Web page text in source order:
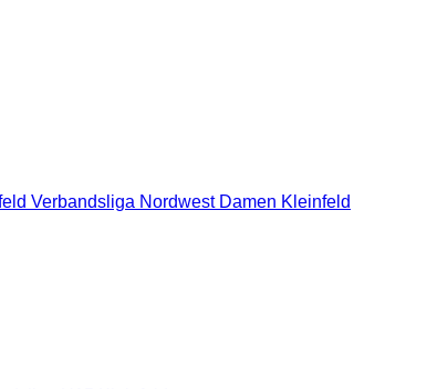
Verbandsliga Nordwest Damen Kleinfeld